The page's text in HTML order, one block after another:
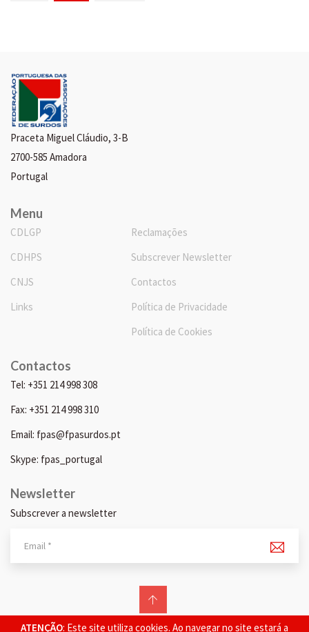
ATENÇÃO: Este site utiliza cookies. Ao navegar no site estará a
Praceta Miguel Cláudio, 3-B
2700-585 Amadora
Portugal
Menu
CDLGP
CDHPS
CNJS
Links
Reclamações
Subscrever Newsletter
Contactos
Política de Privacidade
Política de Cookies
Contactos
Tel: +351 214 998 308
Fax: +351 214 998 310
Email: fpas@fpasurdos.pt
Skype: fpas_portugal
Newsletter
Subscrever a newsletter
© 2026 FPAS. Todos os direitos reservados.